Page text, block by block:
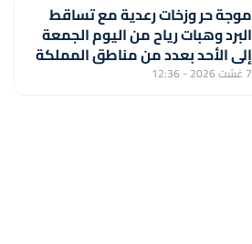
موجة حر وزخات رعدية مع تساقط
البرد وهبات رياح من اليوم الجمعة
إلى الأحد بعدد من مناطق المملكة
(نشرة إنذارية)
7 غشت 2026 - 12:36